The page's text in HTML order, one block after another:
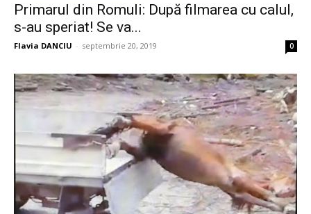
Primarul din Romuli: După filmarea cu calul,
s-au speriat! Se va...
Flavia DANCIU - septembrie 20, 2019 0